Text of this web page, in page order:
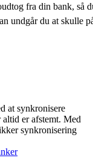
fra din bank, så
undgår du at skulle
at synkronisere
er afstemt. Med
synkronisering